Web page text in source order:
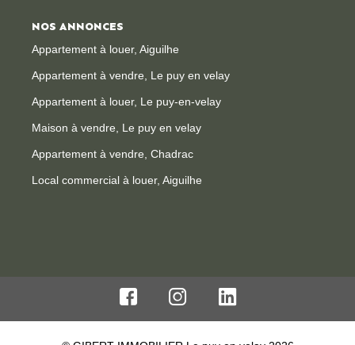
NOS ANNONCES
Appartement à louer, Aiguilhe
Appartement à vendre, Le puy en velay
Appartement à louer, Le puy-en-velay
Maison à vendre, Le puy en velay
Appartement à vendre, Chadrac
Local commercial à louer, Aiguilhe